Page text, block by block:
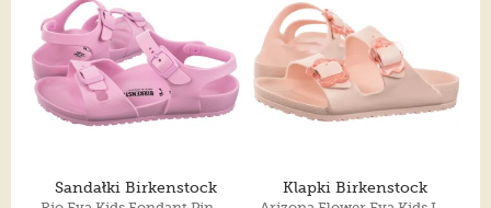
Sandałki Birkenstock Klapki Birkenstock